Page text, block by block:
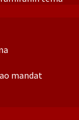
mandat